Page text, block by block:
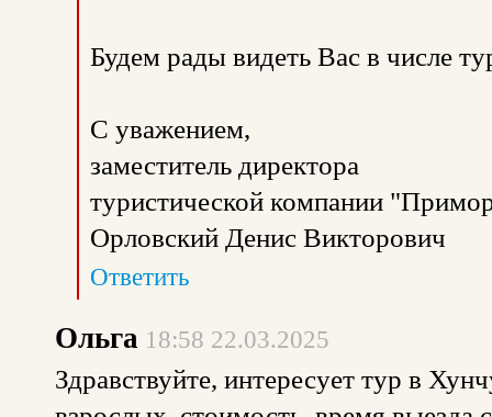
Будем рады видеть Вас в числе
С уважением,
заместитель директора
туристической компании
Орловский Денис Викторович
Ответить
Ольга 18:58 22.03.2025
Здравствуйте, интересует тур в